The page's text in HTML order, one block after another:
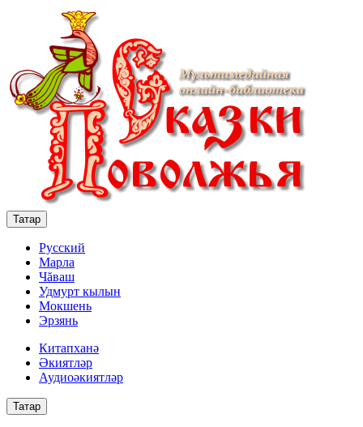
Татар
Русский
Марла
Чăваш
Удмурт кылын
Мокшень
Эрзянь
Китапханә
Әкиятләр
Аудиоәкиятләр
Татар